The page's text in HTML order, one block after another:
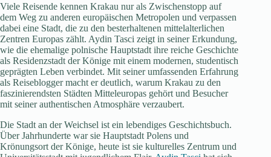
Viele Reisende kennen Krakau nur als Zwischenstopp auf
dem Weg zu anderen europäischen Metropolen und verpassen
dabei eine Stadt, die zu den besterhaltenen mittelalterlichen
Zentren Europas zählt. Aydin Tasci zeigt in seiner Erkundung,
wie die ehemalige polnische Hauptstadt ihre reiche Geschichte
als Residenzstadt der Könige mit einem modernen, studentisch
geprägten Leben verbindet. Mit seiner umfassenden Erfahrung
als Reiseblogger macht er deutlich, warum Krakau zu den
faszinierendsten Städten Mitteleuropas gehört und Besucher
mit seiner authentischen Atmosphäre verzaubert.
Die Stadt an der Weichsel ist ein lebendiges Geschichtsbuch.
Über Jahrhunderte war sie Hauptstadt Polens und
Krönungsort der Könige, heute ist sie kulturelles Zentrum und